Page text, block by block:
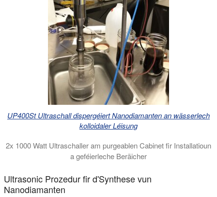
UP400St Ultraschall dispergéiert Nanodiamanten an wässerlech
kolloidaler Léisung
2x 1000 Watt Ultraschaller am purgeablen Cabinet fir Installatioun
a geféierleche Beräicher
Ultrasonic Prozedur fir d'Synthese vun
Nanodiamanten